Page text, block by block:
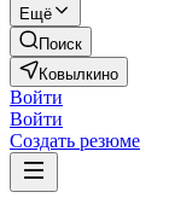
Ещё
Поиск
Ковылкино
Войти
Войти
Создать резюме